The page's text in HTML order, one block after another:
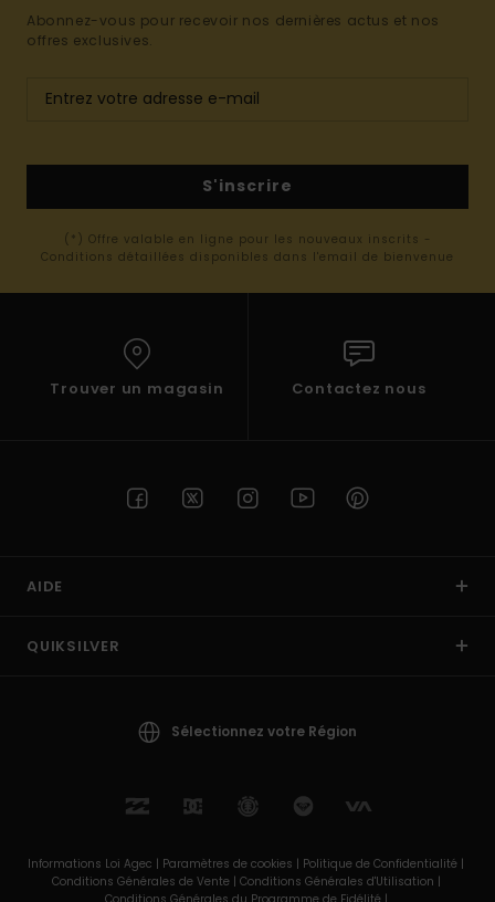
Abonnez-vous pour recevoir nos dernières actus et nos
offres exclusives.
S'inscrire
(*) Offre valable en ligne pour les nouveaux inscrits -
Conditions détaillées disponibles dans l'email de bienvenue
Trouver un magasin Contactez nous
AIDE
QUIKSILVER
Sélectionnez votre Région
Informations Loi Agec | Paramètres de cookies | Politique de Confidentialité |
Conditions Générales de Vente | Conditions Générales d'Utilisation |